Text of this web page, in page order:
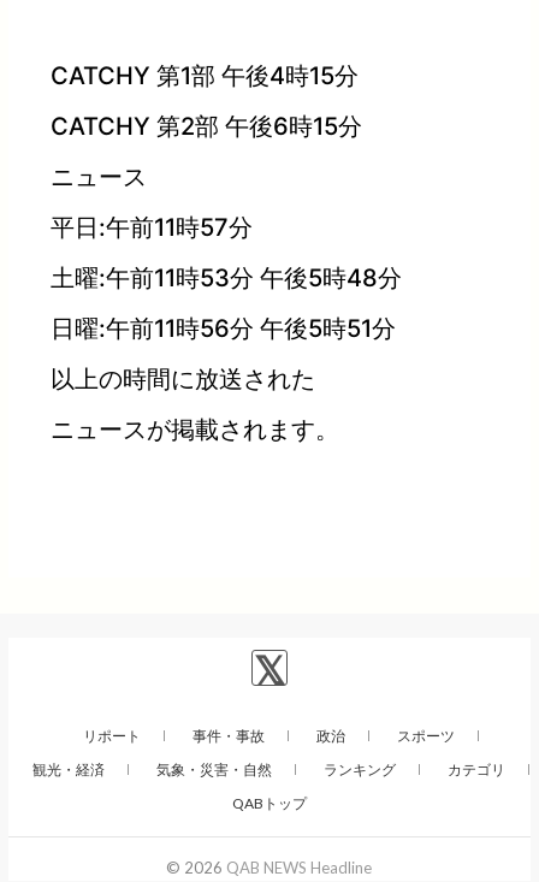
CATCHY 第1部 午後4時15分
CATCHY 第2部 午後6時15分
ニュース
平日:午前11時57分
土曜:午前11時53分 午後5時48分
日曜:午前11時56分 午後5時51分
以上の時間に放送された
ニュースが掲載されます。
リポート 事件・事故 政治
スポーツ
観光・経済
気象・災害・自然 ランキング
カテゴリ
QABトップ
© 2026 QAB NEWS Headline